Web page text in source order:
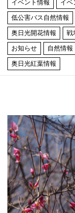
イベント情報 イベ
低公害バス自然情報
奥日光開花情報 戦
お知らせ 自然情報
奥日光紅葉情報